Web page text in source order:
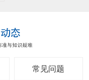
常见问题